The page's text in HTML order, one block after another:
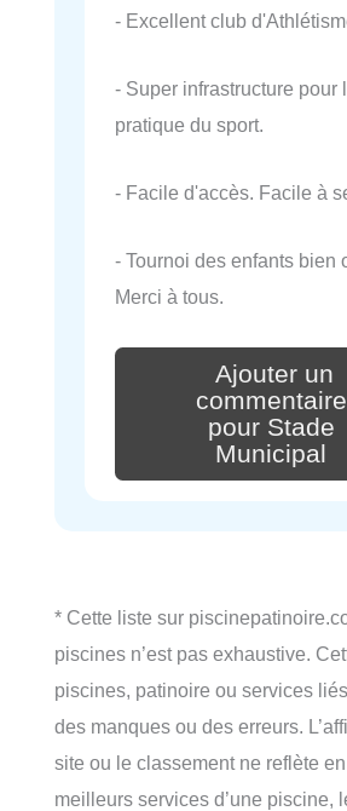
- Excellent club
- Super infrastructure pour
pratique du sport.
- Facile d'accès. Facile à
- Tournoi des enfants bien
Merci à tous.
Ajouter un
commentaire
pour Stade
Municipal
* Cette liste sur
piscines n’est pas exhaustive.
piscines, patinoire ou services
des manques ou des erreurs.
site ou le classement ne reflète
meilleurs services d’une piscine,